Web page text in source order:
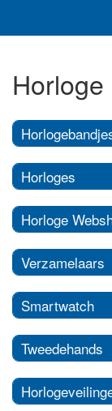
Horloges
Horloge
Verzamelaars
Smartwatch
Tweedehands